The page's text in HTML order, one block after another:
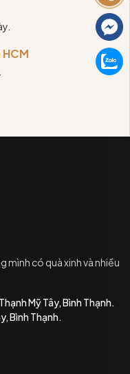
mình có quà xinh và nhiều
Mỹ Tây, Bình Thạnh.
Bình Thạnh.